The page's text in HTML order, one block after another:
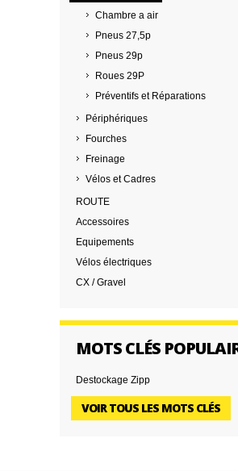
Chambre a air
Pneus 27,5p
Pneus 29p
Roues 29P
Préventifs et Réparations
Périphériques
Fourches
Freinage
Vélos et Cadres
ROUTE
Accessoires
Equipements
Vélos électriques
CX / Gravel
MOTS CLÉS
Destockage Zipp
VOIR TOUS LES MOTS CLÉS